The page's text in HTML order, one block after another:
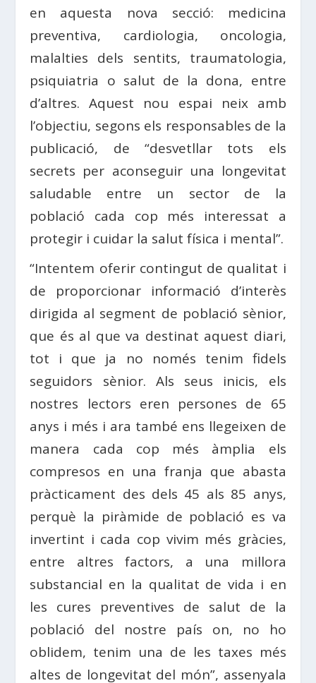
en aquesta nova secció: medicina
preventiva, cardiologia, oncologia,
malalties dels sentits, traumatologia,
psiquiatria o salut de la dona, entre
d’altres. Aquest nou espai neix amb
l’objectiu, segons els responsables de la
publicació, de “desvetllar tots els
secrets per aconseguir una longevitat
saludable entre un sector de la
població cada cop més interessat a
protegir i cuidar la salut física i mental”.
“Intentem oferir contingut de qualitat i
de proporcionar informació d’interès
dirigida al segment de població sènior,
que és al que va destinat aquest diari,
tot i que ja no només tenim fidels
seguidors sènior. Als seus inicis, els
nostres lectors eren persones de 65
anys i més i ara també ens llegeixen de
manera cada cop més àmplia els
compresos en una franja que abasta
pràcticament des dels 45 als 85 anys,
perquè la piràmide de població es va
invertint i cada cop vivim més gràcies,
entre altres factors, a una millora
substancial en la qualitat de vida i en
les cures preventives de salut de la
població del nostre país on, no ho
oblidem, tenim una de les taxes més
altes de longevitat del món”, assenyala